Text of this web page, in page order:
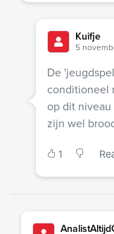
Kuifje
5
De
conditioneel
op dit
zijn wel
1